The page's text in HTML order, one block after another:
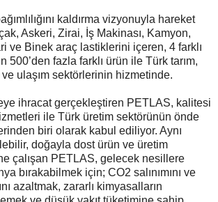
kaldırma vizyonuyla hareket
Askeri, Zirai, İş Makinası, Kamyon,
ve Binek araç lastiklerini içeren, 4 farklı
500’den fazla farklı ürün ile Türk tarım,
ulaşım sektörlerinin hizmetinde.
ihracat gerçekleştiren PETLAS, kalitesi
ile Türk üretim sektörünün önde
biri olarak kabul ediliyor. Aynı
doğayla dost ürün ve üretim
çalışan PETLAS, gelecek nesillere
bırakabilmek için; CO2 salınımını ve
azaltmak, zararlı kimyasalların